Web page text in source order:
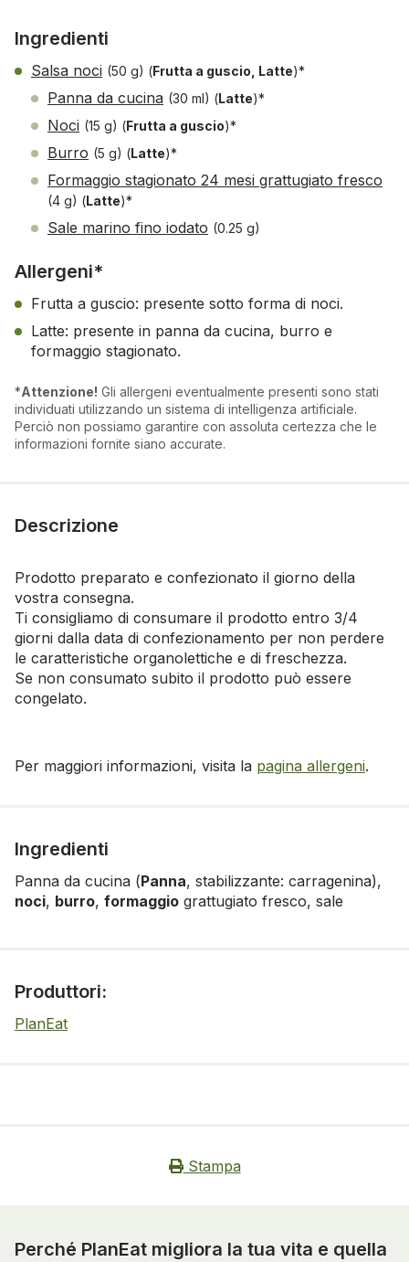
Ingredienti
Salsa noci (50 g) (Frutta a guscio, Latte)*
Panna da cucina (30 ml) (Latte)*
Noci (15 g) (Frutta a guscio)*
Burro (5 g) (Latte)*
Formaggio stagionato 24 mesi grattugiato fresco
(4 g) (Latte)*
Sale marino fino iodato (0.25 g)
Allergeni*
Frutta a guscio: presente sotto forma di noci.
Latte: presente in panna da cucina, burro e
formaggio stagionato.
*Attenzione! Gli allergeni eventualmente presenti sono stati
individuati utilizzando un sistema di intelligenza artificiale.
Perciò non possiamo garantire con assoluta certezza che le
informazioni fornite siano accurate.
Descrizione
Prodotto preparato e confezionato il giorno della
vostra consegna.
Ti consigliamo di consumare il prodotto entro 3/4
giorni dalla data di confezionamento per non perdere
le caratteristiche organolettiche e di freschezza.
Se non consumato subito il prodotto può essere
congelato.
Per maggiori informazioni, visita la pagina allergeni.
Ingredienti
Panna da cucina (Panna, stabilizzante: carragenina),
noci, burro, formaggio grattugiato fresco, sale
Produttori:
PlanEat
Stampa
Perché PlanEat migliora la tua vita e quella